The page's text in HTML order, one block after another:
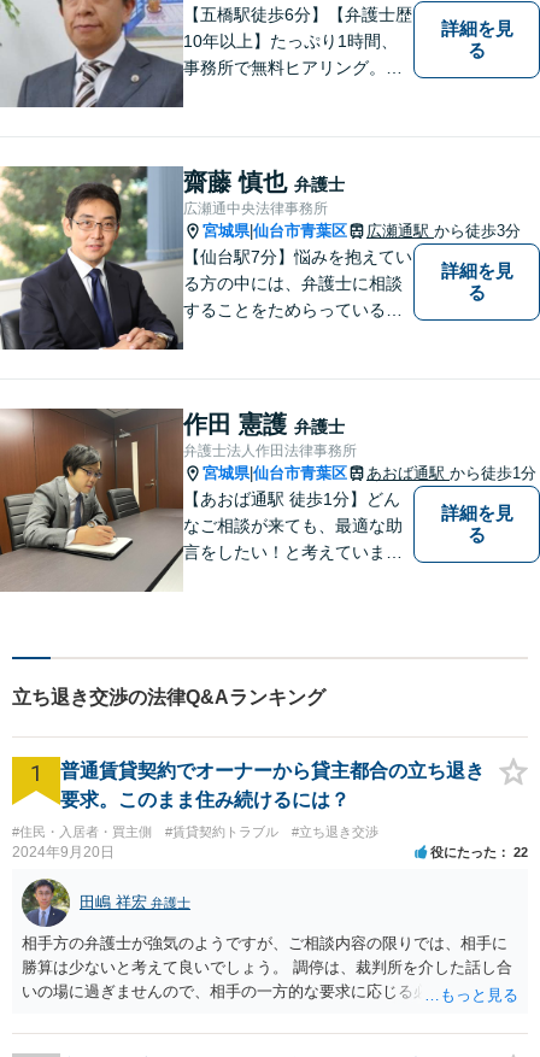
【五橋駅徒歩6分】【弁護士歴
10年以上】たっぷり1時間、
事務所で無料ヒアリング。気
の糸口を一緒に探すことを大
切にしています。
詳細を見
る
齋藤 慎也 弁護士
広瀬通中央法律事務所
宮城県|仙台市青葉区 広瀬通駅 から徒歩3分
【仙台駅7分】悩みを抱えてい
る方の中には、弁護士に相談
することをためらっている方
待できます。 どんなことで
も、お気軽に相談ください。
詳細を見
る
作田 憲護 弁護士
弁護士法人作田法律事務所
宮城県|仙台市青葉区 あおば通駅 から徒歩1分
【あおば通駅 徒歩1分】どん
なご相談が来ても、最適な助
言をしたい！と考えていま
詳細を見
る
立ち退き交渉の法律Q&Aランキング
1
普通賃貸契約でオーナーから貸主都合の立ち退き
要求。このまま住み続けるには？
#住民・入居者・買主側 #賃貸契約トラブル #立ち退き交渉
2024年9月20日 役にたった 22
田嶋 祥宏 弁護士
相手方の弁護士が強気のようですが、ご相談内容の限りでは、相手に
勝算は少ないと考えて良いでしょう。 調停は、裁判所を介した話し合
いの場に過ぎませんので、相手の一方的な要求に応じる必要はなく、
ても拒否して大丈夫です。納得いかない場合は調停不調で終了にして